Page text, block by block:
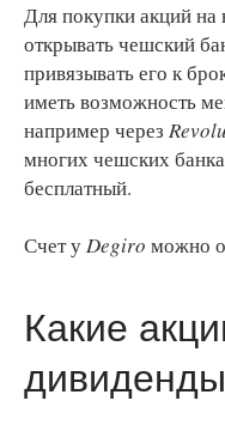
Для покупки акций
открывать чешский
привязывать его к
иметь возможность
например через
многих чешских
бесплатный.
Счет уDegiro можно
Какие
дивиденды